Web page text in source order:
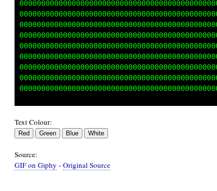
Text Colour:
Source:
GIF on Giphy - Original Source